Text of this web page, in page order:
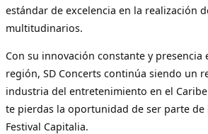
estándar de excelencia en la realización
multitudinarios.
Con su innovación constante y presencia
región, SD Concerts continúa siendo un
industria del entretenimiento en el
te pierdas la oportunidad de ser parte de
Festival Capitalia.